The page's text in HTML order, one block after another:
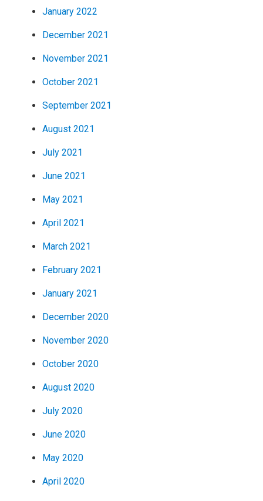
January 2022
December 2021
November 2021
October 2021
September 2021
August 2021
July 2021
June 2021
May 2021
April 2021
March 2021
February 2021
January 2021
December 2020
November 2020
October 2020
August 2020
July 2020
June 2020
May 2020
April 2020